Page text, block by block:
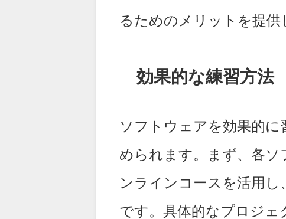
るためのメリットを提供
効果的な練習方法
ソフトウェアを効果的
められます。まず、各
ンラインコースを活用
です。具体的なプロジェ